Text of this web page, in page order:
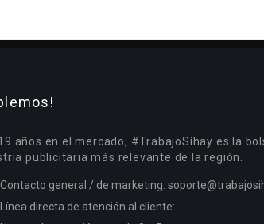
años en el mercado, #TrabajoSíhay es la
publicitaria más relevante de la región.
Contacto general / de marketing:
Línea directa de atención al cliente: